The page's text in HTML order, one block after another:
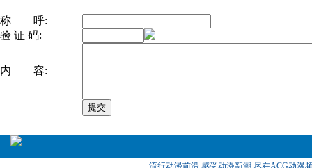
称 呼:
验 证 码:
内 容:
流行动漫前沿 感受动漫新潮 尽在ACG动